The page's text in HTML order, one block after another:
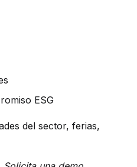
ESG
del sector, ferias,